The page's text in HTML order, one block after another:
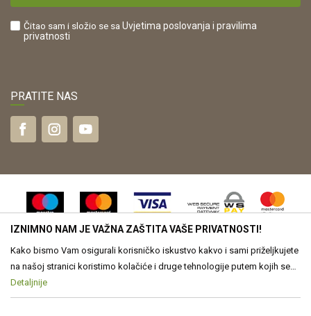
Što dobivam registracijom?
Čitao sam i složio se sa Uvjetima poslovanja i pravilima
privatnosti
PRATITE NAS
Nastojimo biti što precizniji u opisu proizvoda, vjernom prikazu slika te
samih cijena, ali ne možemo u potpunosti jamčiti točnost svih
IZNIMNO NAM JE VAŽNA ZAŠTITA VAŠE PRIVATNOSTI!
Kako bismo Vam osigurali korisničko iskustvo kakvo i sami priželjkujete
na našoj stranici koristimo kolačiće i druge tehnologije putem kojih se
obrađuju Vaši osobni podaci. Voditelj obrade Vaših podataka je Drvona
d.o.o. Obrada Vaših osobnih podataka je nužna za funkcioniranje ove
Detaljnije